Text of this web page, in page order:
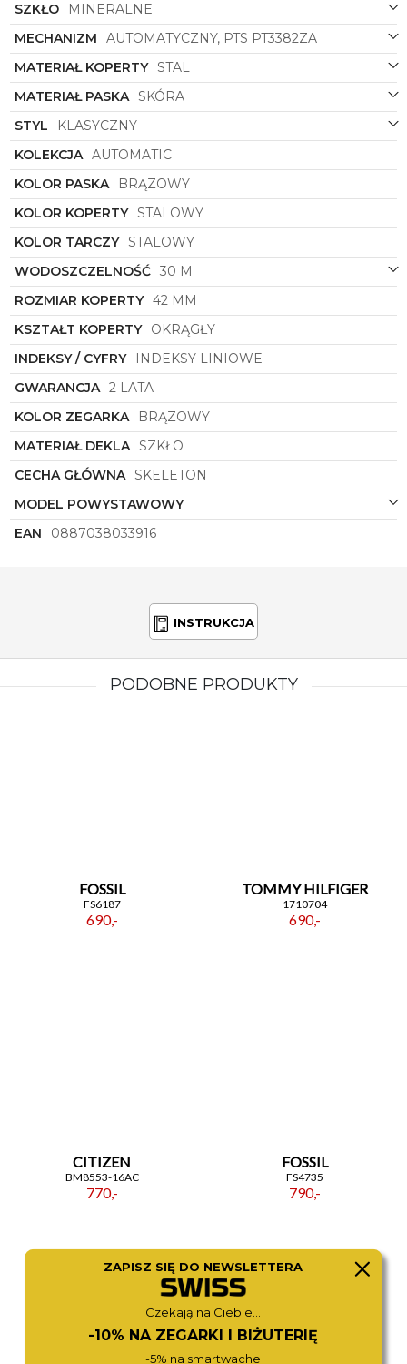
SZKŁO
MINERALNE
MECHANIZM
AUTOMATYCZNY, PTS PT3382ZA
MATERIAŁ KOPERTY STAL
MATERIAŁ PASKA SKÓRA
STYL
KLASYCZNY
KOLEKCJA AUTOMATIC
KOLOR PASKA
BRĄZOWY
KOLOR KOPERTY STALOWY
KOLOR TARCZY STALOWY
WODOSZCZELNOŚĆ 30 M
ROZMIAR KOPERTY 42 MM
KSZTAŁT KOPERTY OKRĄGŁY
INDEKSY / CYFRY
INDEKSY LINIOWE
GWARANCJA 2 LATA
KOLOR ZEGARKA
BRĄZOWY
MATERIAŁ DEKLA SZKŁO
CECHA GŁÓWNA SKELETON
MODEL POWYSTAWOWY
EAN
0887038033916
INSTRUKCJA
PODOBNE PRODUKTY
FOSSIL
FS6187
690,-
TOMMY HILFIGER
1710704
690,-
CITIZEN
BM8553-16AC
770,-
FOSSIL
FS4735
790,-
ZAPISZ SIĘ DO NEWSLETTERA
Czekają na Ciebie...
-10% NA ZEGARKI I BIŻUTERIĘ
-5% na smartwache